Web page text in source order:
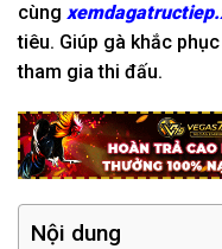
cùng
tiêu. Giúp gà khắc
tham gia thi đấu.
Nội dung